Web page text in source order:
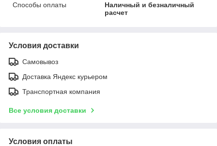
Способы оплаты
Наличный и безналичный
расчет
Условия доставки
Самовывоз
Доставка Яндекс курьером
Транспортная компания
Все условия доставки
Условия оплаты